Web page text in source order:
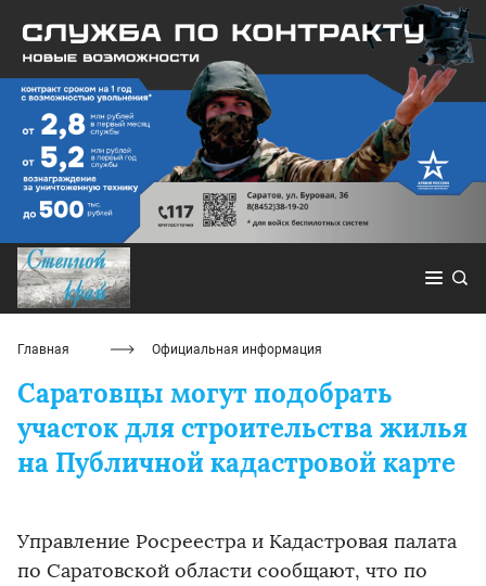
Главная Официальная информация
Саратовцы могут подобрать
участок для строительства жилья
на Публичной кадастровой карте
Управление Росреестра и Кадастровая палата
по Саратовской области сообщают, что по